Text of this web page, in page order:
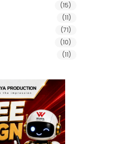
(15)
(11)
(71)
(10)
(11)